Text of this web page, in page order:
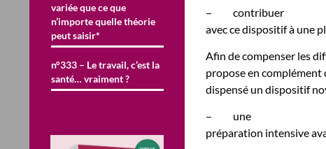
–
contribuer
avec ce dispositif à une
Afin de compenser les
propose en complément
dispensé un dispositif
–
une
préparation intensive
variée que ce que
n’importe quelle théorie
peut saisir*
n°333 – Le travail, c’est la
santé… vraiment ?